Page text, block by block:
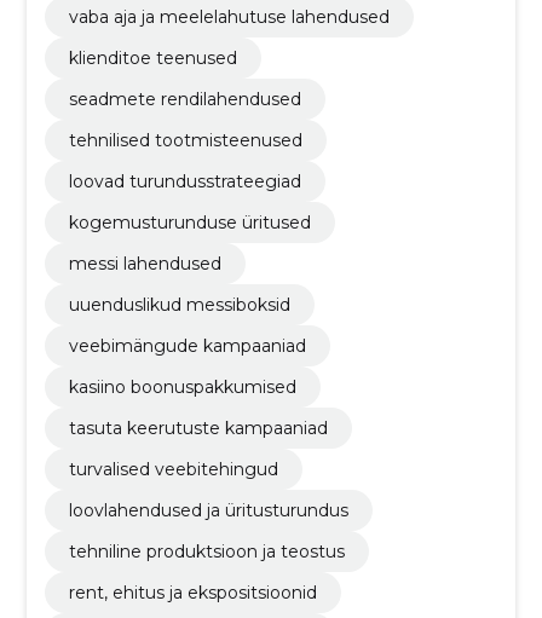
vaba aja ja meelelahutuse lahendused
klienditoe teenused
seadmete rendilahendused
tehnilised tootmisteenused
loovad turundusstrateegiad
kogemusturunduse üritused
messi lahendused
uuenduslikud messiboksid
veebimängude kampaaniad
kasiino boonuspakkumised
tasuta keerutuste kampaaniad
turvalised veebitehingud
loovlahendused ja üritusturundus
tehniline produktsioon ja teostus
rent, ehitus ja ekspositsioonid